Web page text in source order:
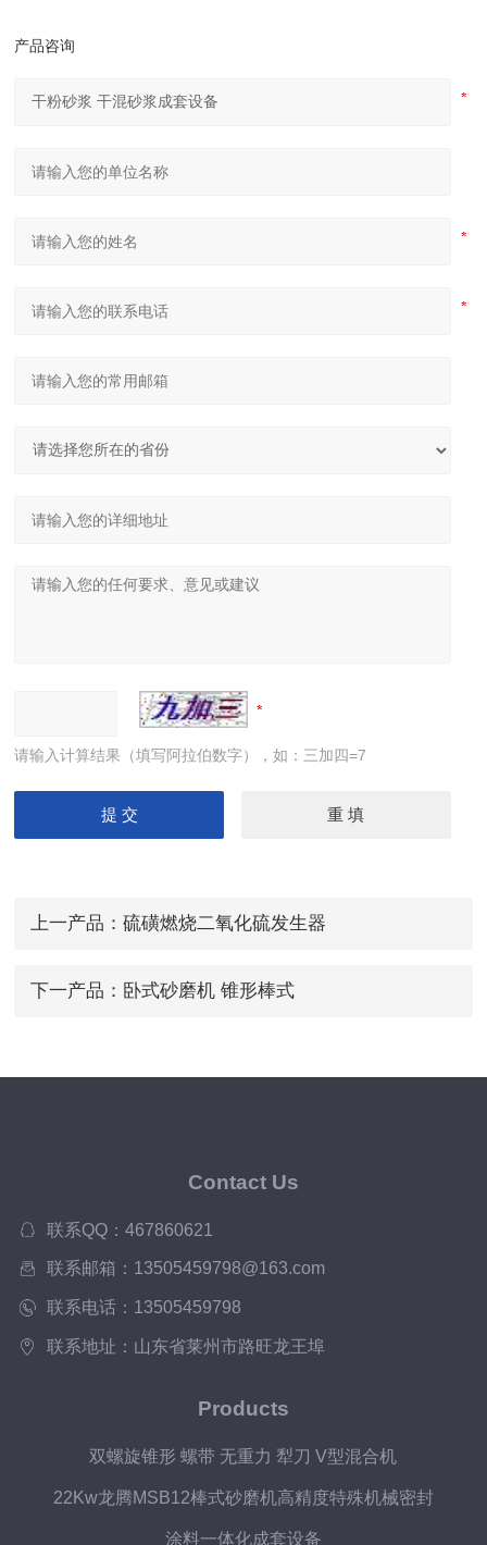
产品咨询
请输入计算结果（填写阿拉伯数字），如：三加四=7
上一产品： 硫磺燃烧二氧化硫发生器
下一产品： 卧式砂磨机 锥形棒式
Contact Us
联系QQ：467860621
联系邮箱：13505459798@163.com
联系电话：13505459798
联系地址：山东省莱州市路旺龙王埠
Products
双螺旋锥形 螺带 无重力 犁刀 V型混合机
22Kw龙腾MSB12棒式砂磨机高精度特殊机械密封
涂料一体化成套设备